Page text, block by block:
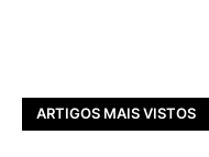
ARTIGOS MAIS VISTOS